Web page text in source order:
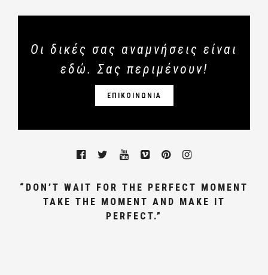
Οι δικές σας αναμνήσεις είναι
εδώ. Σας περιμένουν!
ΕΠΙΚΟΙΝΩΝΙΑ
“DON’T WAIT FOR THE PERFECT MOMENT
TAKE THE MOMENT AND MAKE IT
PERFECT.”